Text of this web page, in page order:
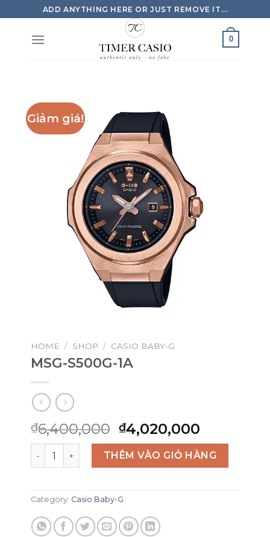
to
content
ADD ANYTHING HERE OR JUST REMOVE IT...
0
Giảm giá!
HOME / SHOP / CASIO BABY-G
MSG-S500G-1A
₫6,400,000 Original
price
was:
₫6,400,000.
₫4,020,000
price
is:
MSG-S500G-1A quantityTHÊM VÀO GIỎ HÀNG
Category: Casio Baby-G